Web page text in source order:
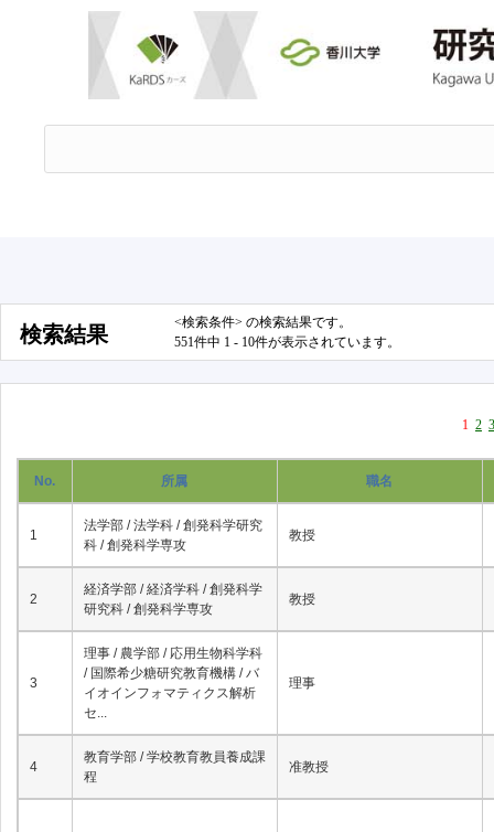
検索結果
<検索条件> の検索結果です。
551件中 1 - 10件が表示されています。
1 2 3
No. 所属 職名
1
法学部 / 法学科 / 創発科学研究
科 / 創発科学専攻
教授
2
経済学部 / 経済学科 / 創発科学
研究科 / 創発科学専攻
教授
3
理事 / 農学部 / 応用生物科学科
/ 国際希少糖研究教育機構 / バ
イオインフォマティクス解析
セ...
理事
4
教育学部 / 学校教育教員養成課
程
准教授